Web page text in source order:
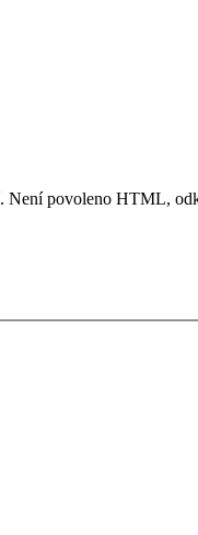
. Není povoleno HTML,